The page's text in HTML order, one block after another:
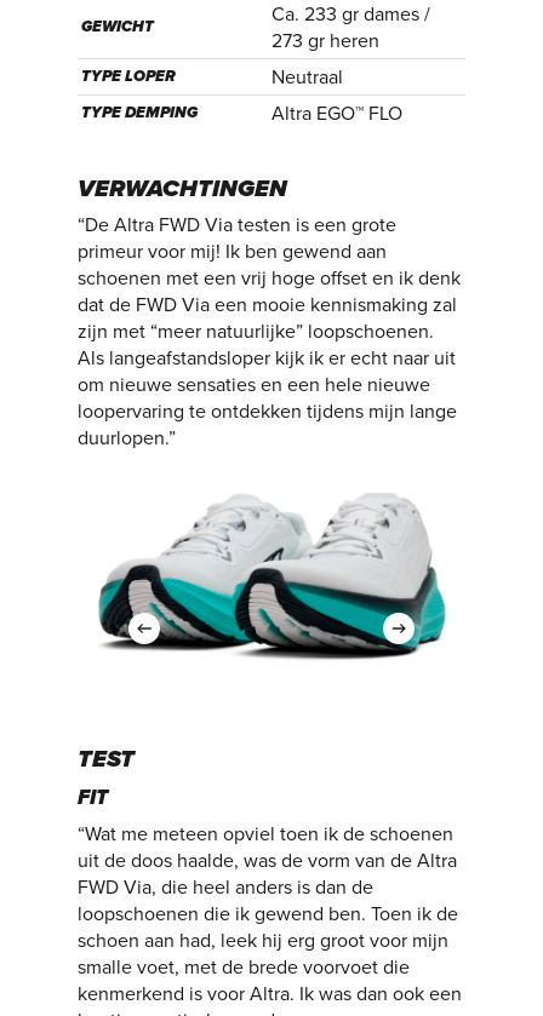
GEWICHT
Ca. 233 gr dames /
273 gr heren
TYPE LOPER Neutraal
TYPE DEMPING Altra EGO™ FLO
VERWACHTINGEN
“De Altra FWD Via testen is een grote
primeur voor mij! Ik ben gewend aan
schoenen met een vrij hoge offset en ik denk
dat de FWD Via een mooie kennismaking zal
zijn met “meer natuurlijke” loopschoenen.
Als langeafstandsloper kijk ik er echt naar uit
om nieuwe sensaties en een hele nieuwe
loopervaring te ontdekken tijdens mijn lange
duurlopen.”
TEST
FIT
“Wat me meteen opviel toen ik de schoenen
uit de doos haalde, was de vorm van de Altra
FWD Via, die heel anders is dan de
loopschoenen die ik gewend ben. Toen ik de
schoen aan had, leek hij erg groot voor mijn
smalle voet, met de brede voorvoet die
kenmerkend is voor Altra. Ik was dan ook een